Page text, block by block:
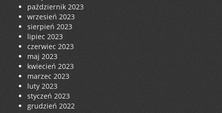
październik 2023
wrzesień 2023
sierpień 2023
lipiec 2023
czerwiec 2023
maj 2023
kwiecień 2023
marzec 2023
luty 2023
styczeń 2023
grudzień 2022